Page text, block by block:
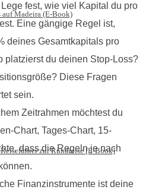
Madeira (E-Book)
zur Rundreise [E-Book]
Lege fest, wie viel Kapital du pro
Eine gängige Regel ist,
deines Gesamtkapitals pro
platzierst du deinen Stop-Loss?
Diese Fragen
sein.
Zeitrahmen möchtest du
Chart, Tages-Chart, 15-
dass die Regeln je nach
Finanzinstrumente ist deine